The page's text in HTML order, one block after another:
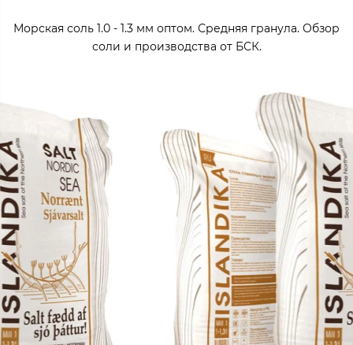
Морская соль 1.0 - 1.3 мм оптом. Средняя гранула. Обзор
соли и производства от БСК.